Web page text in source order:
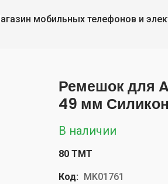
мобильных телефонов и
Ремешок для
49 мм
В наличии
80 TMT
Код: MK01761